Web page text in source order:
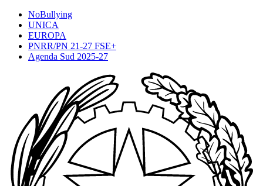
NoBullying
UNICA
EUROPA
PNRR/PN 21-27 FSE+
Agenda Sud 2025-27